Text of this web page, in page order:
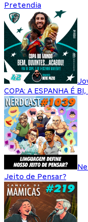
Pretendia
COPA: A ESPANHA É
Jeito de Pensar?